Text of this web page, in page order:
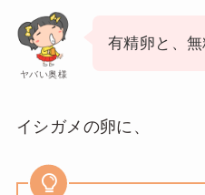
ヤバい奥様
有精卵と、
イシガメの卵に、